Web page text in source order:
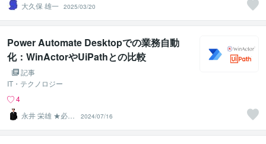
大久保 雄一 2025/03/20
Power Automate Desktopでの業務自動
化：WinActorやUiPathとの比較
記事
IT・テクノロジー
4
永井 栄雄 ★必ず
翌日までに納品
します★
2024/07/16